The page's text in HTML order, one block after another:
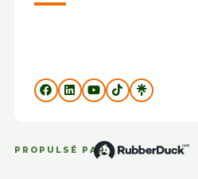
PROPULSÉ PAR